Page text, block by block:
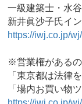
一級建築士・水
新井眞沙子氏イ
https://iwj.co.jp/
※営業権がある
「東京都は法律
「場内お買い物